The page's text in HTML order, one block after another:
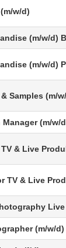
w/d)
(m/w/d)
(m/w/d)
Samples (m/
(m/w/
& Live
TV & Live
(m/w/